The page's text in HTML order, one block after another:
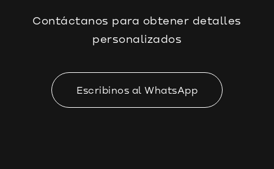
Contáctanos para obtener detalles
personalizados
Escribinos al WhatsApp